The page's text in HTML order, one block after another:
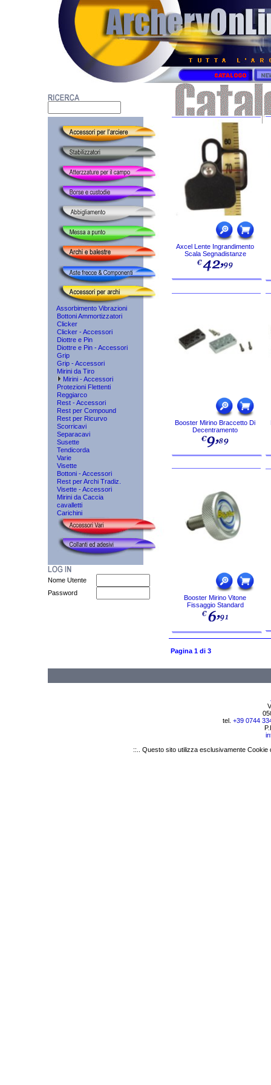
Assorbimento Vibrazioni
Bottoni Ammortizzatori
Clicker
Clicker - Accessori
Diottre e Pin
Diottre e Pin - Accessori
Grip
Grip - Accessori
Mirini da Tiro
Mirini - Accessori
Protezioni Flettenti
Reggiarco
Rest - Accessori
Rest per Compound
Rest per Ricurvo
Scorricavi
Separacavi
Susette
Tendicorda
Varie
Visette
Bottoni - Accessori
Rest per Archi Tradiz.
Visette - Accessori
Mirini da Caccia
cavalletti
Carichini
Nome Utente
Password
Axcel Lente Ingrandimento
Scala Segnadistanze
Booster Mirino Braccetto Di
Decentramento
Booster Mirino Vitone
Fissaggio Standard
Pagina 1 di 3
tel. +39 0744
::.. Questo sito utilizza esclusivamente